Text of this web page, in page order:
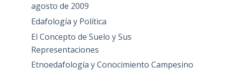
agosto de 2009
Edafología y Política
El Concepto de Suelo y Sus
Representaciones
Etnoedafología y Conocimiento Campesino